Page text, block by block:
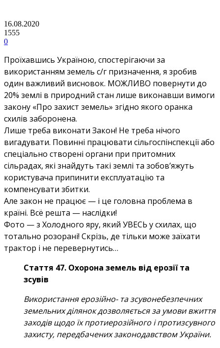
16.08.2020
1555
0
Проїхавшись Україною, спостерігаючи за
використанням земель с/г призначення, я зробив
один важливий висновок. МОЖЛИВО повернути до
20% землі в природний стан лише виконавши вимоги
закону «Про захист земель» згідно якого оранка
схилів заборонена.
Лише треба виконати Закон! Не треба нічого
вигадувати. Повинні працювати сільгоспінспекції або
спеціально створені органи при притомних
сільрадах, які знайдуть такі землі та зобов’яжуть
користувача припинити експлуатацію та
компенсувати збитки.
Але закон не працює — і це головна проблема в
країні. Всё решта — наслідки!
Фото — з Холодного яру, який УВЕСЬ у схилах, що
тотально розорані! Скрізь, де тільки може заїхати
трактор і не перевернутись…
Стаття 47. Охорона земель від ерозії та
зсувів
Використання ерозійно- та зсувонебезпечних
земельних ділянок дозволяється за умови вжиття
заходів щодо їх протиерозійного і протизсувного
захисту, передбачених законодавством України.